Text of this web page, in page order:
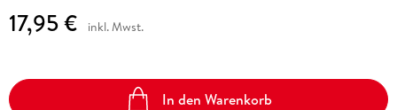
17,95 € inkl. Mwst.
In den Warenkorb